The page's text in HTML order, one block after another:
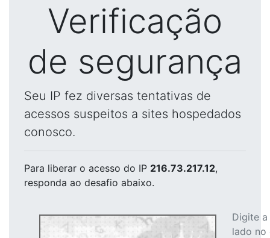
Verificação
de segurança
Seu IP fez diversas tentativas de
acessos suspeitos a sites hospedados
conosco.
Para liberar o acesso do IP 216.73.217.12,
responda ao desafio abaixo.
Digite
lado no